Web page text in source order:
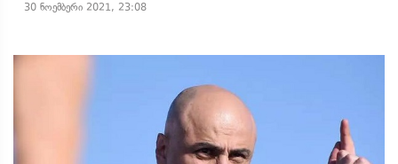
30 ნოემბერი 2021, 23:08